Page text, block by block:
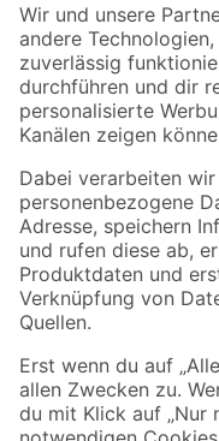
Der toom Newsletter: Keine
Zur Newsletter
Folge uns
Zahlungsarten
Sicher einkaufen
Jetzt die toom-App